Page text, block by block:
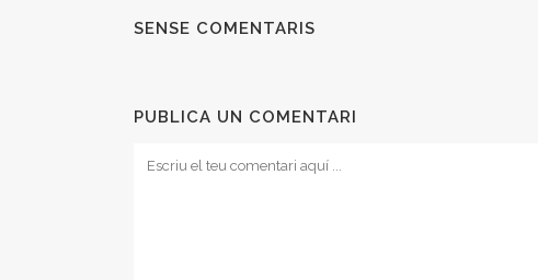
SENSE COMENTARIS
PUBLICA UN COMENTARI